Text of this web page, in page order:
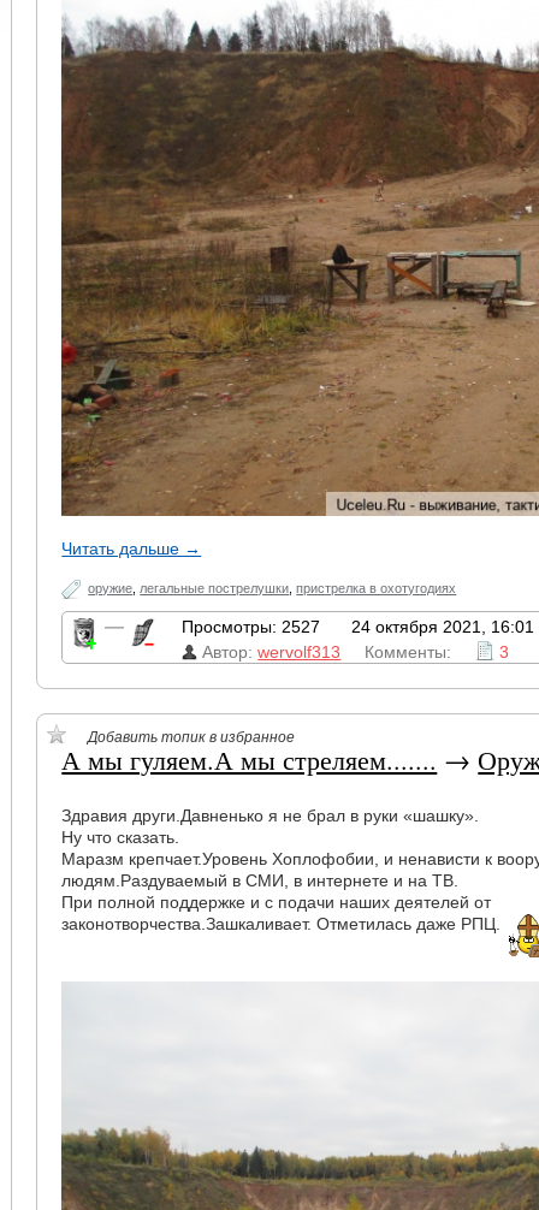
Читать дальше →
оружие легальные пострелушки ,пристрелка в охотугодиях
— Просмотры: 2527
24 октября 2021, 16:01
Автор:wervolf313 Комменты: 3
Добавить топик в избранное
А мы гуляем.А мы стреляем....... →
Здравия други.Давненько я не брал в руки «шашку».
Ну что сказать.
Маразм крепчает.Уровень Хоплофобии, и ненависти к
людям.Раздуваемый в СМИ, в интернете и на ТВ.
При полной поддержке и с подачи наших деятелей от
законотворчества.Зашкаливает. Отметилась даже РПЦ.